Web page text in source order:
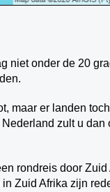
niet onder de 20
maar er landen
zult u
rondreis door
Zuid Afrika zijn